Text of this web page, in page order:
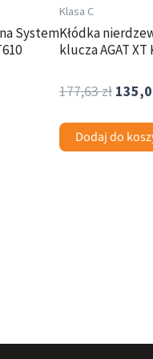
System
Klasa C
Kłódka
klucza AGAT XT
177,63zł
Dodaj do